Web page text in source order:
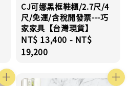
CJ可娜黑框鞋櫃/2.7尺/4
尺/免運/含稅開發票---巧
家家具【台灣現貨】
Regular
price
NT$ 13,400 - NT$
19,200